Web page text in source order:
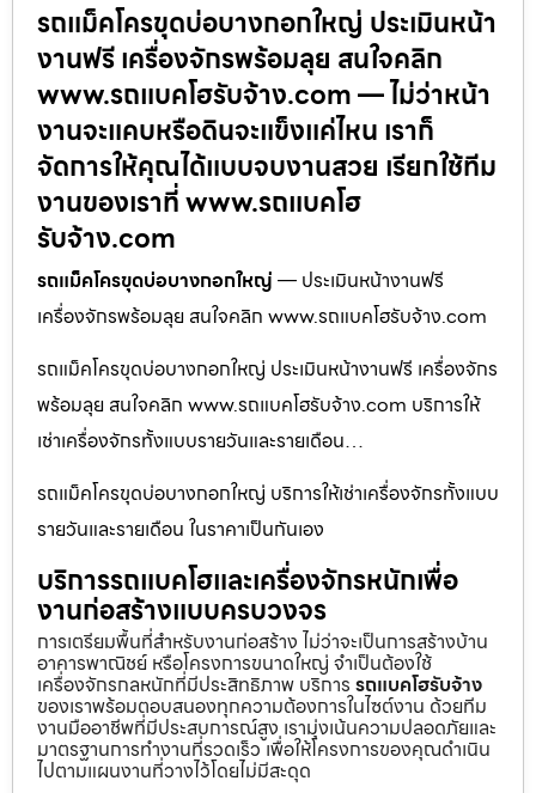
รถแม็คโครขุดบ่อบางกอกใหญ่ ประเมินหน้า
งานฟรี เครื่องจักรพร้อมลุย สนใจคลิก
www.รถแบคโฮรับจ้าง.com — ไม่ว่าหน้า
งานจะแคบหรือดินจะแข็งแค่ไหน เราก็
จัดการให้คุณได้แบบจบงานสวย เรียกใช้ทีม
งานของเราที่ www.รถแบคโฮ
รับจ้าง.com
รถแม็คโครขุดบ่อบางกอกใหญ่ — ประเมินหน้างานฟรี
เครื่องจักรพร้อมลุย สนใจคลิก www.รถแบคโฮรับจ้าง.com
รถแม็คโครขุดบ่อบางกอกใหญ่ ประเมินหน้างานฟรี เครื่องจักร
พร้อมลุย สนใจคลิก www.รถแบคโฮรับจ้าง.com บริการให้
เช่าเครื่องจักรทั้งแบบรายวันและรายเดือน…
รถแม็คโครขุดบ่อบางกอกใหญ่ บริการให้เช่าเครื่องจักรทั้งแบบ
รายวันและรายเดือน ในราคาเป็นกันเอง
บริการรถแบคโฮและเครื่องจักรหนักเพื่อ
งานก่อสร้างแบบครบวงจร
การเตรียมพื้นที่สำหรับงานก่อสร้าง ไม่ว่าจะเป็นการสร้างบ้าน
อาคารพาณิชย์ หรือโครงการขนาดใหญ่ จำเป็นต้องใช้
เครื่องจักรกลหนักที่มีประสิทธิภาพ บริการ รถแบคโฮรับจ้าง
ของเราพร้อมตอบสนองทุกความต้องการในไซต์งาน ด้วยทีม
งานมืออาชีพที่มีประสบการณ์สูง เรามุ่งเน้นความปลอดภัยและ
มาตรฐานการทำงานที่รวดเร็ว เพื่อให้โครงการของคุณดำเนิน
ไปตามแผนงานที่วางไว้โดยไม่มีสะดุด